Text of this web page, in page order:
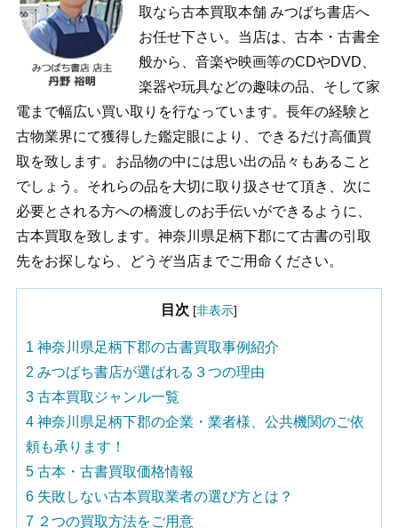
取なら古本買取本舗 みつばち書店へ
お任せ下さい。当店は、古本・古書全
般から、音楽や映画等のCDやDVD、
楽器や玩具などの趣味の品、そして家
電まで幅広い買い取りを行なっています。長年の経験と
古物業界にて獲得した鑑定眼により、できるだけ高価買
取を致します。お品物の中には思い出の品々もあること
でしょう。それらの品を大切に取り扱させて頂き、次に
必要とされる方への橋渡しのお手伝いができるように、
古本買取を致します。神奈川県足柄下郡にて古書の引取
先をお探しなら、どうぞ当店までご用命ください。
目次 [非表示]
1 神奈川県足柄下郡の古書買取事例紹介
2 みつばち書店が選ばれる３つの理由
3 古本買取ジャンル一覧
4 神奈川県足柄下郡の企業・業者様、公共機関のご依
頼も承ります！
5 古本・古書買取価格情報
6 失敗しない古本買取業者の選び方とは？
7 ２つの買取方法をご用意